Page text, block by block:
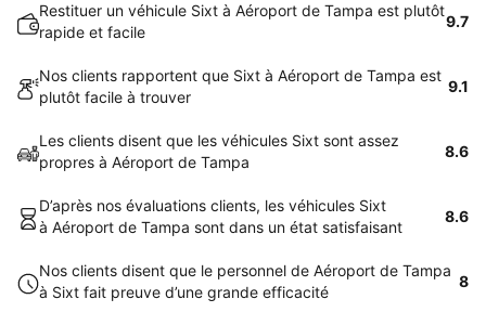
Restituer un véhicule Sixt à Aéroport de Tampa est plutôt
rapide et facile
9.7
Nos clients rapportent que Sixt à Aéroport de Tampa est
plutôt facile à trouver
9.1
Les clients disent que les véhicules Sixt sont assez
propres à Aéroport de Tampa
8.6
D’après nos évaluations clients, les véhicules Sixt
à Aéroport de Tampa sont dans un état satisfaisant
8.6
Nos clients disent que le personnel de Aéroport de Tampa
à Sixt fait preuve d’une grande efficacité
8